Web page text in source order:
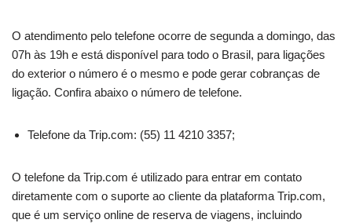
O atendimento pelo telefone ocorre de segunda a domingo, das
07h às 19h e está disponível para todo o Brasil, para ligações
do exterior o número é o mesmo e pode gerar cobranças de
ligação. Confira abaixo o número de telefone.
Telefone da Trip.com: (55) 11 4210 3357;
O telefone da Trip.com é utilizado para entrar em contato
diretamente com o suporte ao cliente da plataforma Trip.com,
que é um serviço online de reserva de viagens, incluindo